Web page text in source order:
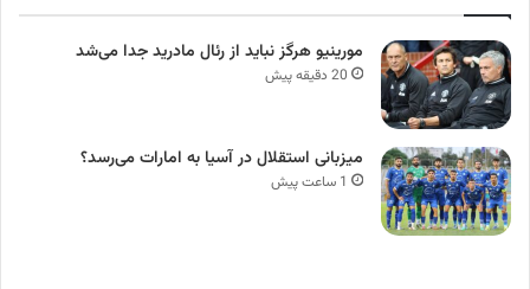
مورینیو هرگز نباید از رئال مادرید جدا می‌شد
20 دقیقه پیش
میزبانی استقلال در آسیا به امارات می‌رسد؟
1 ساعت پیش